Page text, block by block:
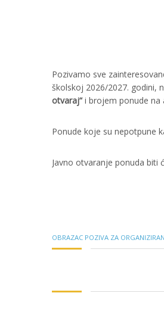
Pozivamo sve
školskoj 2026/2027. godini,
otvaraj“i brojem ponude na
Ponude koje su nepotpune
Javno otvaranje ponuda biti
OBRAZAC POZIVA ZA